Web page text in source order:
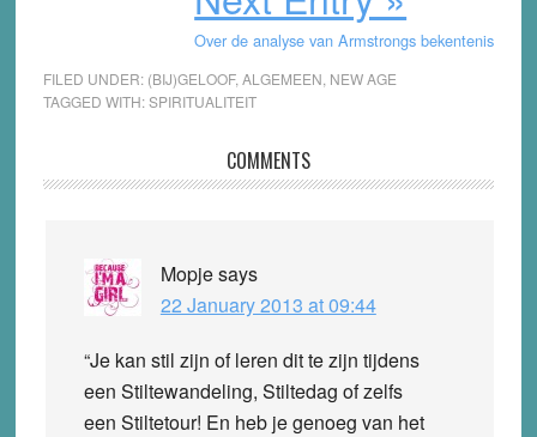
Over de analyse van Armstrongs bekentenis
FILED UNDER: (BIJ)GELOOF, ALGEMEEN NEW AGE
TAGGED WITH:SPIRITUALITEIT
Interactions
COMMENTS
Mopjesays
22 January 2013 at 09:44
“Je kan stil zijn of leren dit te zijn tijdens
een Stiltewandeling, Stiltedag of zelfs
een Stiltetour! En heb je genoeg van het